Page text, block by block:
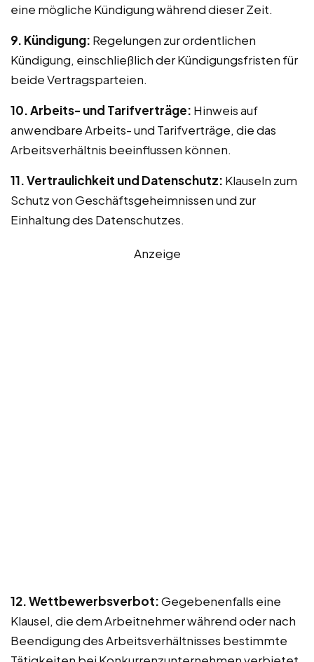
eine mögliche Kündigung während dieser Zeit.
9. Kündigung: Regelungen zur ordentlichen
Kündigung, einschließlich der Kündigungsfristen für
beide Vertragsparteien.
10. Arbeits- und Tarifverträge: Hinweis auf
anwendbare Arbeits- und Tarifverträge, die das
Arbeitsverhältnis beeinflussen können.
11. Vertraulichkeit und Datenschutz: Klauseln zum
Schutz von Geschäftsgeheimnissen und zur
Einhaltung des Datenschutzes.
Anzeige
12. Wettbewerbsverbot:Gegebenenfalls eine
Klausel, die dem Arbeitnehmer während oder nach
Beendigung des Arbeitsverhältnisses bestimmte